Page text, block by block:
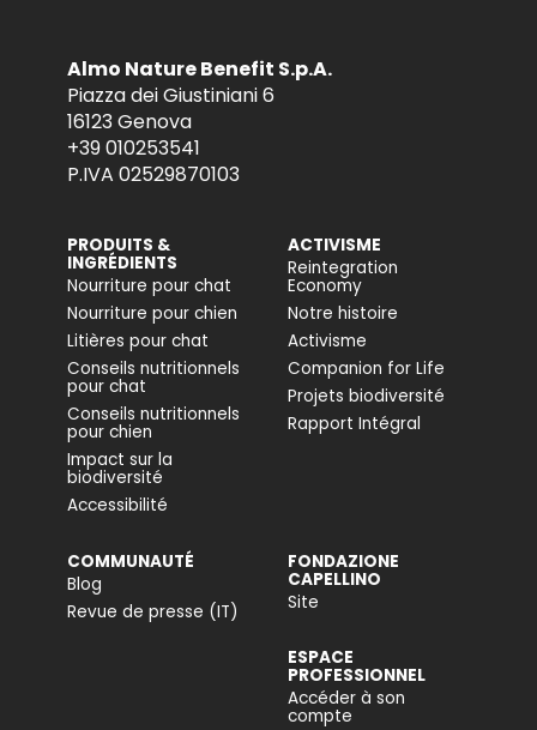
Almo Nature Benefit S.p.A.
Piazza dei Giustiniani 6
16123 Genova
+39 010253541
P.IVA 02529870103
PRODUITS &
INGRÉDIENTS
Nourriture pour chat
Nourriture pour chien
Litières pour chat
Conseils nutritionnels
pour chat
Conseils nutritionnels
pour chien
Impact sur la
biodiversité
Accessibilité
ACTIVISME
Reintegration
Economy
Notre histoire
Activisme
Companion for Life
Projets biodiversité
Rapport Intégral
COMMUNAUTÉ
Blog
Revue de presse (IT)
FONDAZIONE
CAPELLINO
Site
ESPACE
PROFESSIONNEL
Accéder à son
compte